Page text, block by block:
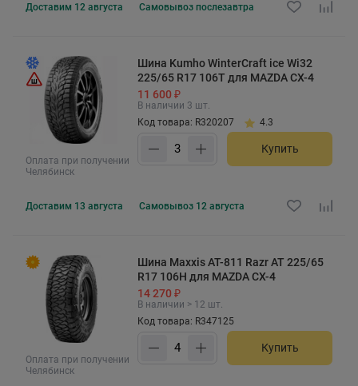
Доставим 12 августа Самовывоз послезавтра
Оплата при получении
Челябинск
Шина Kumho WinterCraft ice Wi32
225/65 R17 106T для MAZDA CX-4
11 600 ₽
В наличии 3 шт.
Код товара: R320207
4.3
Купить
Доставим 13 августа Самовывоз 12 августа
Оплата при получении
Челябинск
Шина Maxxis AT-811 Razr AT 225/65
R17 106H для MAZDA CX-4
14 270 ₽
В наличии > 12 шт.
Код товара: R347125
Купить